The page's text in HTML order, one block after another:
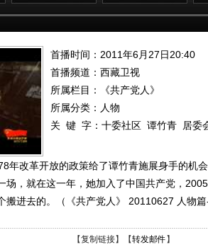
首播时间：2011年6月27日20:40
首播频道： 西藏卫视
所属栏目：
《共产党人》
所属分类：人物
关 键 字： 十委社区 谭竹青 居委
年改革开放的政策给了谭竹青施展身手的机
场，就在这一年，她加入了中国共产党，
搬进去的。（《共产党人》 20110627 人物
【复制链接】【转发邮件 】